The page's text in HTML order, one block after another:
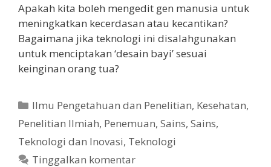
Apakah kita boleh mengedit gen manusia untuk
meningkatkan kecerdasan atau kecantikan?
Bagaimana jika teknologi ini disalahgunakan
untuk menciptakan ‘desain bayi’ sesuai
keinginan orang tua?
Kategori
Ilmu Pengetahuan dan Penelitian, Kesehatan,
Penelitian Ilmiah, Penemuan, Sains, Sains,
Teknologi dan Inovasi, Teknologi
Tinggalkan komentar